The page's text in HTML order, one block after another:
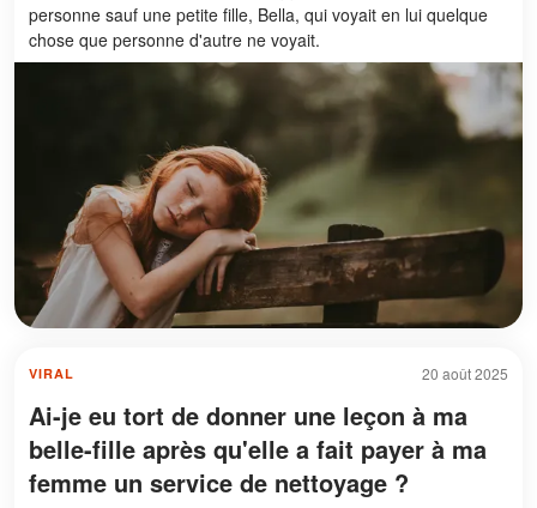
personne sauf une petite fille, Bella, qui voyait en lui quelque
chose que personne d'autre ne voyait.
20 août 2025
VIRAL
Ai-je eu tort de donner une leçon à ma
belle-fille après qu'elle a fait payer à ma
femme un service de nettoyage ?